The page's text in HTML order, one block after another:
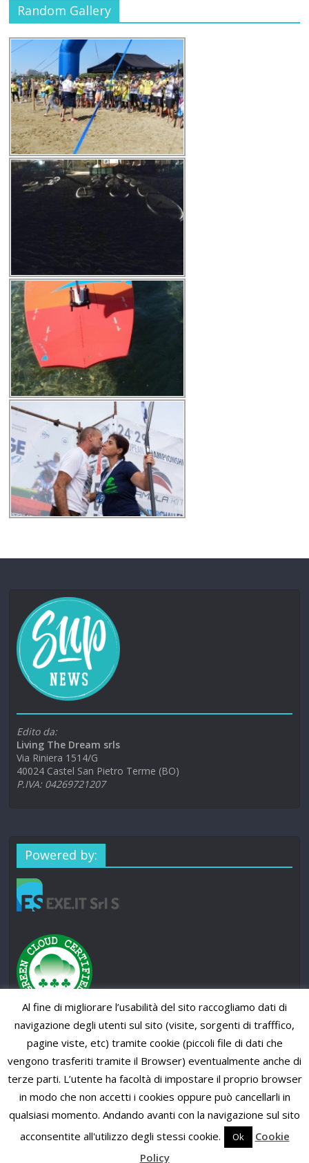
Random Gallery
Edito da:
Living The Dream srls
Via Riniera 1514/G
40024 Castel San Pietro Terme (BO)
P.IVA: 04269721207
Powered by:
Copyright © 2026SUP News Magazine. All rights reserved.
Theme: ColorMag Pro byThemeGrill. Powered byWordPress
Al fine di migliorare l’usabilità del sito raccogliamo dati di
navigazione degli utenti sul sito (visite, sorgenti di trafffico,
pagine viste, etc) tramite cookie (piccoli file di dati che
vengono trasferiti tramite il Browser) eventualmente anche di
terze parti. L’utente ha facoltà di impostare il proprio browser
in modo che non accetti i cookies oppure può cancellarli in
qualsiasi momento. Andando avanti con la navigazione sul sito
acconsentite all'utilizzo degli stessi cookie.
Ok
Cookie
Policy